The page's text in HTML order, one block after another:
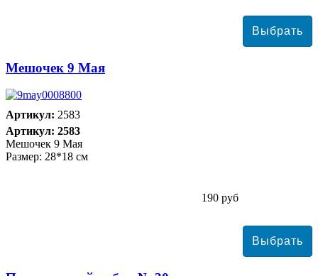
Мешочек 9 Мая
Артикул: 2583
Артикул: 2583
Мешочек 9 Мая
Размер: 28*18 см
190 руб